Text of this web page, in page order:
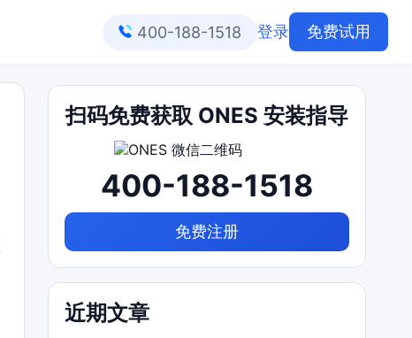
400-188-1518 登录 免费试用
扫码免费获取 ONES 安装指导
400-188-1518
免费注册
近期文章